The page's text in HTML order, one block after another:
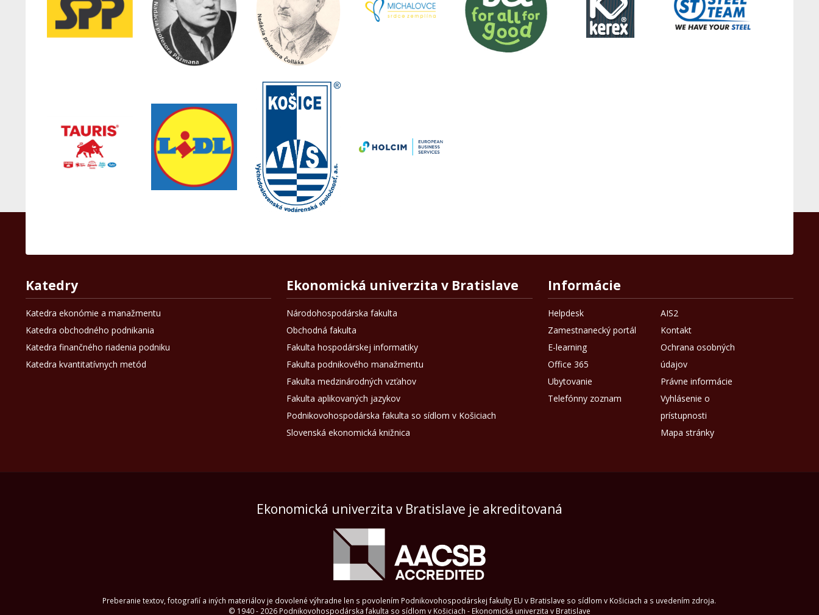
Katedry
Katedra ekonómie a manažmentu
Katedra obchodného podnikania
Katedra finančného riadenia podniku
Katedra kvantitatívnych metód
Ekonomická univerzita v Bratislave
Národohospodárska fakulta
Obchodná fakulta
Fakulta hospodárskej informatiky
Fakulta podnikového manažmentu
Fakulta medzinárodných vzťahov
Fakulta aplikovaných jazykov
Podnikovohospodárska fakulta so sídlom v Košiciach
Slovenská ekonomická knižnica
Informácie
Helpdesk
Zamestnanecký portál
E-learning
Office 365
Ubytovanie
Telefónny zoznam
AIS2
Kontakt
Ochrana osobných
údajov
Právne informácie
Vyhlásenie o
prístupnosti
Mapa stránky
Ekonomická univerzita v Bratislave je akreditovaná
Preberanie textov, fotografií a iných materiálov je dovolené výhradne len s povolením Podnikovohospodárskej fakulty EU v Bratislave so sídlom v Košiciach a s uvedením zdroja.
© 1940 - 2026 Podnikovohospodárska fakulta so sídlom v Košiciach - Ekonomická univerzita v Bratislave